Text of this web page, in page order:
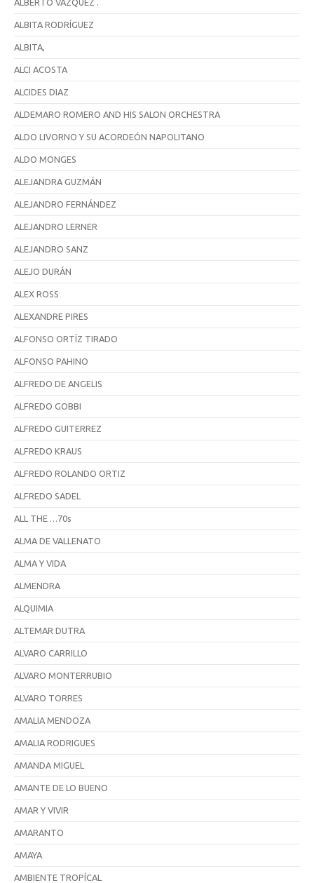
ALBERTO VAZQUEZ .
ALBITA RODRÍGUEZ
ALBITA,
ALCI ACOSTA
ALCIDES DIAZ
ALDEMARO ROMERO AND HIS SALON ORCHESTRA
ALDO LIVORNO Y SU ACORDEÓN NAPOLITANO
ALDO MONGES
ALEJANDRA GUZMÁN
ALEJANDRO FERNÁNDEZ
ALEJANDRO LERNER
ALEJANDRO SANZ
ALEJO DURÁN
ALEX ROSS
ALEXANDRE PIRES
ALFONSO ORTÍZ TIRADO
ALFONSO PAHINO
ALFREDO DE ANGELIS
ALFREDO GOBBI
ALFREDO GUITERREZ
ALFREDO KRAUS
ALFREDO ROLANDO ORTIZ
ALFREDO SADEL
ALL THE …70s
ALMA DE VALLENATO
ALMA Y VIDA
ALMENDRA
ALQUIMIA
ALTEMAR DUTRA
ALVARO CARRILLO
ALVARO MONTERRUBIO
ALVARO TORRES
AMALIA MENDOZA
AMALIA RODRIGUES
AMANDA MIGUEL
AMANTE DE LO BUENO
AMAR Y VIVIR
AMARANTO
AMAYA
AMBIENTE TROPÍCAL